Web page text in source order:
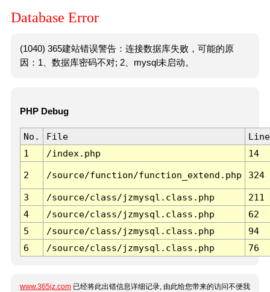
Database Error
(1040) 365建站错误警告：连接数据库失败，可能的原
因：1、数据库密码不对; 2、mysql未启动。
PHP Debug
No. File
Line
1
/index.php 14
2 /source/function/function_extend.php 324
3 /source/class/jzmysql.class.php
211
4
/source/class/jzmysql.class.php
62
5
/source/class/jzmysql.class.php
94
6
/source/class/jzmysql.class.php 76
www.365jz.com 已经将此出错信息详细记录, 由此给您带来的访问不便我